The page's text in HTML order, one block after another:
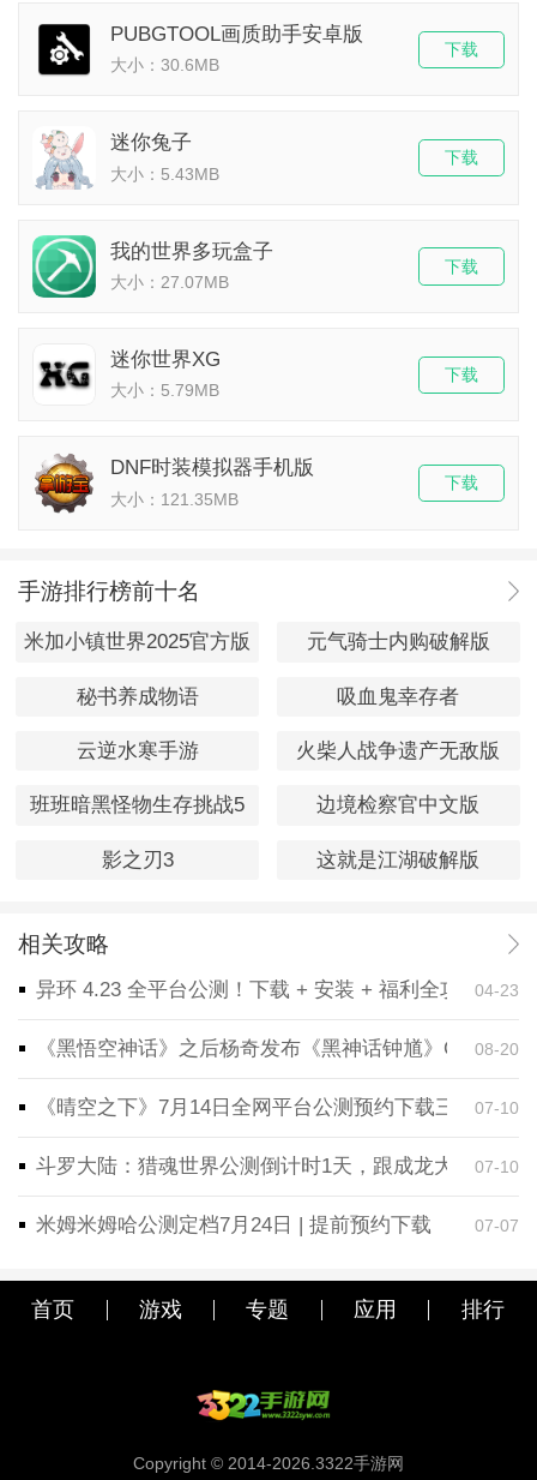
PUBGTOOL画质助手安卓版
大小：30.6MB
下载
迷你兔子
大小：5.43MB
下载
我的世界多玩盒子
大小：27.07MB
下载
迷你世界XG
大小：5.79MB
下载
DNF时装模拟器手机版
大小：121.35MB
下载
手游排行榜前十名
米加小镇世界2025官方版 元气骑士内购破解版
秘书养成物语 吸血鬼幸存者
云逆水寒手游 火柴人战争遗产无敌版
班班暗黑怪物生存挑战5 边境检察官中文版
影之刃3 这就是江湖破解版
相关攻略
异环 4.23 全平台公测！下载 + 安装 + 福利全攻略，一
04-23
《黑悟空神话》之后杨奇发布《黑神话钟馗》CG！预
08-20
《晴空之下》7月14日全网平台公测预约下载三端同步
07-10
斗罗大陆：猎魂世界公测倒计时1天，跟成龙大哥一起
07-10
米姆米姆哈公测定档7月24日 | 提前预约下载 07-07
首页 游戏 专题 应用 排行
Copyright © 2014-2026.3322手游网